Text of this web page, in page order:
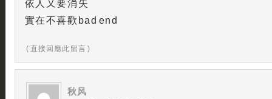
依人又要消失
實在不喜歡bad end
( 直接回應此留言 )
秋风